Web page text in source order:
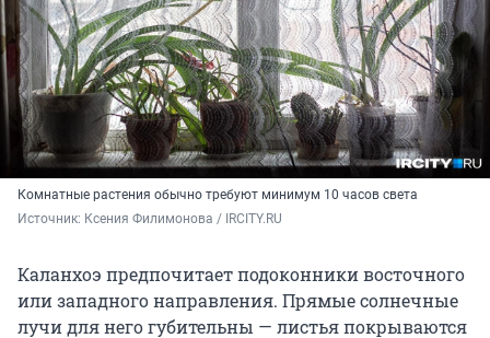
Комнатные растения обычно требуют минимум 10 часов света
Источник: Ксения Филимонова / IRCITY.RU
Каланхоэ предпочитает подоконники восточного
или западного направления. Прямые солнечные
лучи для него губительны — листья покрываются